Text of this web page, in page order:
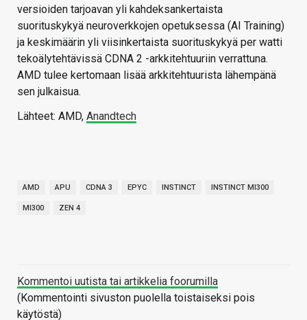
versioiden tarjoavan yli kahdeksankertaista
suorituskykyä neuroverkkojen opetuksessa (AI Training)
ja keskimäärin yli viisinkertaista suorituskykyä per watti
tekoälytehtävissä CDNA 2 -arkkitehtuuriin verrattuna.
AMD tulee kertomaan lisää arkkitehtuurista lähempänä
sen julkaisua.
Lähteet: AMD, Anandtech
AMD APU CDNA 3 EPYC INSTINCT INSTINCT MI300
MI300 ZEN 4
Kommentoi uutista tai artikkelia foorumilla
(Kommentointi sivuston puolella toistaiseksi pois
käytöstä)